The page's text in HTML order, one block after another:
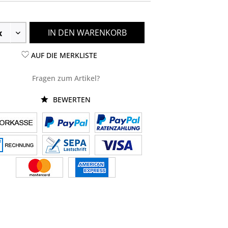
IN DEN WARENKORB
AUF DIE MERKLISTE
Fragen zum Artikel?
BEWERTEN